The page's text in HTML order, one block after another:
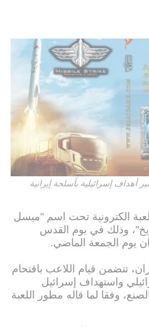
أهداف إسرائيلية بأسلحة إيرانية
الكترونية تحت اسم "ميسل
وذلك في يوم القدس
يوم الجمعة الماضي.
تتضمن قيام اللاعب باقتحام
واستهداف إسرائيل
وفقا لما قاله مطور اللعبة